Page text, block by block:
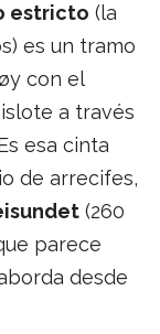
estricto (la
es un tramo
con el
a través
esa cinta
de arrecifes,
(260
parece
desde